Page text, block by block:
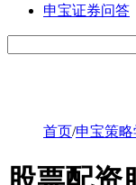
申宝证券问答
首页/申宝策略